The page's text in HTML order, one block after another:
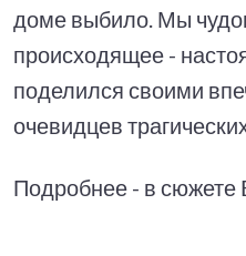
доме выбило. Мы
происходящее -
поделился своими
очевидцев
Подробнее - в сюжете